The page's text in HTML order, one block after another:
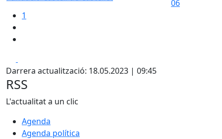
06
1
Darrera actualització: 18.05.2023 | 09:45
RSS
L'actualitat a un clic
Agenda
Agenda política